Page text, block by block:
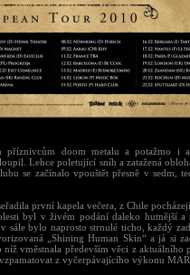
příznivcům doom metalu a potažmo i
Lehce poletující sníh a zatažená
se začínalo vpouštět přesně v sedm,
první kapela večera, z Chile
byl v živém podání daleko hutnější a
sále bylo naprosto strnulé ticho, každý
„Shining Human Skin“ a já si
vměstnala především věci z aktuálního
z vyčerpávajícího výkonu MAR